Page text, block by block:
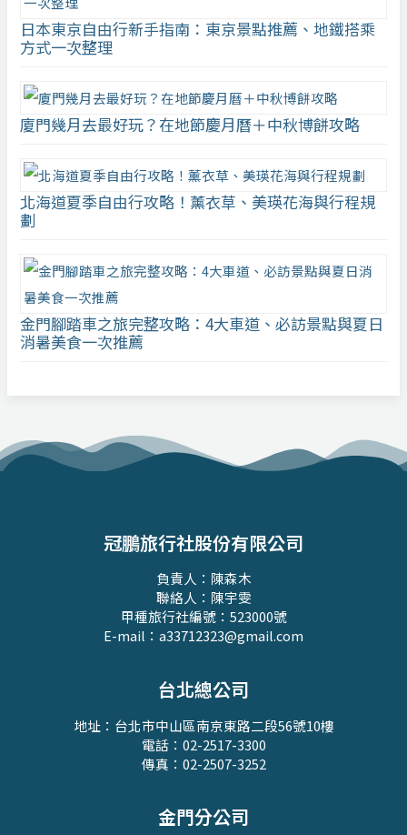
日本東京自由行新手指南：東京景點推薦、地鐵搭乘
方式一次整理
廈門幾月去最好玩？在地節慶月曆＋中秋博餅攻略
北海道夏季自由行攻略！薰衣草、美瑛花海與行程規
劃
金門腳踏車之旅完整攻略：4大車道、必訪景點與夏日
消暑美食一次推薦
冠鵬旅行社股份有限公司
負責人：陳森木
聯絡人：陳宇雯
甲種旅行社編號：523000號
E-mail：a33712323@gmail.com
台北總公司
地址：台北市中山區南京東路二段56號10樓
電話：02-2517-3300
傳真：02-2507-3252
金門分公司